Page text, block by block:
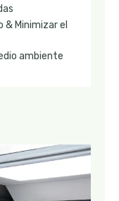
Minimizar el
ambiente